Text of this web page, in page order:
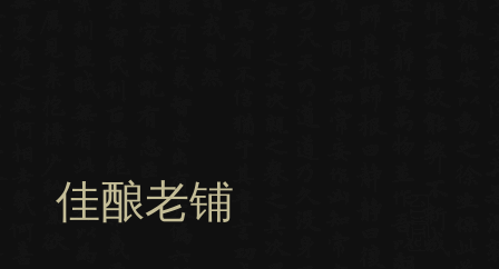
佳酿老铺